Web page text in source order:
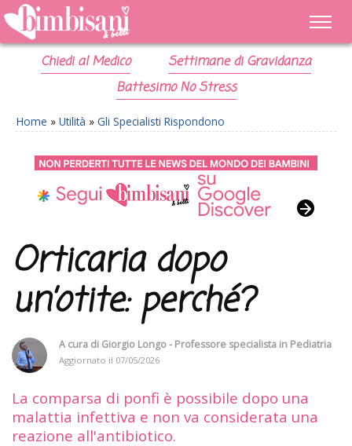
Chiedi al Medico
Settimane di Gravidanza
Battesimo No Stress
Home » Utilità » Gli Specialisti Rispondono
Orticaria dopo
un’otite: perché?
A cura di Giorgio Longo - Professore specialista in Pediatria
Aggiornato il 07/05/2026
La comparsa di ponfi è possibile dopo una
malattia infettiva e non va considerata una
reazione all'antibiotico.